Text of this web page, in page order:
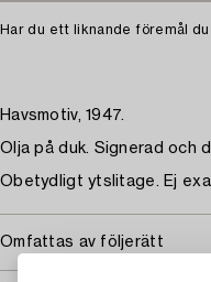
Har du ett liknande föremål
Havsmotiv, 1947.
Olja på duk. Signerad och
Obetydligt ytslitage. Ej
Omfattas av följerätt